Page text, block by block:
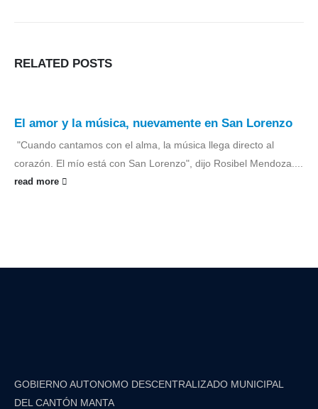
RELATED POSTS
El amor y la música, nuevamente en San Lorenzo
‎"Cuando cantamos con el alma, la música llega directo al
corazón. El mío está con San Lorenzo", dijo Rosibel Mendoza....
read more
GOBIERNO AUTONOMO DESCENTRALIZADO MUNICIPAL
DEL CANTÓN MANTA